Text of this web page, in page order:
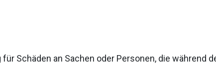
Schäden an Sachen oder Personen, die während